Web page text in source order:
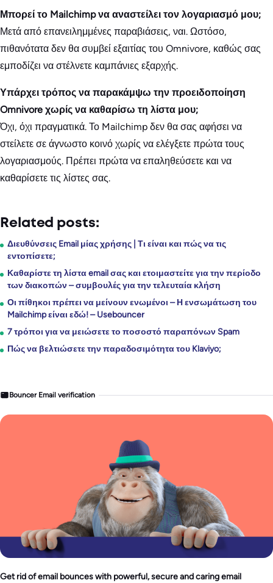
Μπορεί το Mailchimp να αναστείλει τον λογαριασμό μου;
Μετά από επανειλημμένες παραβιάσεις, ναι. Ωστόσο,
πιθανότατα δεν θα συμβεί εξαιτίας του Omnivore, καθώς σας
εμποδίζει να στέλνετε καμπάνιες εξαρχής.
Υπάρχει τρόπος να παρακάμψω την προειδοποίηση
Omnivore χωρίς να καθαρίσω τη λίστα μου;
Όχι, όχι πραγματικά. Το Mailchimp δεν θα σας αφήσει να
στείλετε σε άγνωστο κοινό χωρίς να ελέγξετε πρώτα τους
λογαριασμούς. Πρέπει πρώτα να επαληθεύσετε και να
καθαρίσετε τις λίστες σας.
Related posts:
Διευθύνσεις Email μίας χρήσης | Τι είναι και πώς να τις
εντοπίσετε;
Καθαρίστε τη λίστα email σας και ετοιμαστείτε για την περίοδο
των διακοπών – συμβουλές για την τελευταία κλήση
Οι πίθηκοι πρέπει να μείνουν ενωμένοι – Η ενσωμάτωση του
Mailchimp είναι εδώ! – Usebouncer
7 τρόποι για να μειώσετε το ποσοστό παραπόνων Spam
Πώς να βελτιώσετε την παραδοσιμότητα του Klaviyo;
Bouncer Email verification
Get rid of email bounces with powerful, secure and caring email